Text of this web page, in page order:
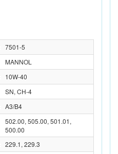
7501-5
MANNOL
10W-40
SN, CH-4
A3/B4
502.00, 505.00, 501.01,
500.00
229.1, 229.3